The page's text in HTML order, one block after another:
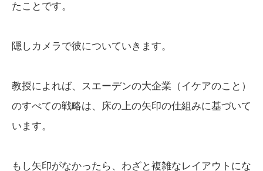
たことです。
隠しカメラで彼についていきます。
教授によれば、スエーデンの大企業（イケアのこと）
のすべての戦略は、床の上の矢印の仕組みに基づいて
います。
もし矢印がなかったら、わざと複雑なレイアウトにな